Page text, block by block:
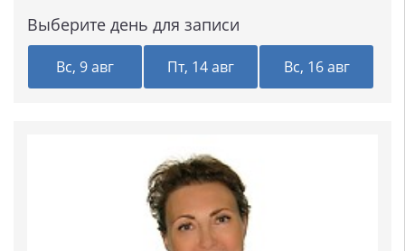
Выберите день для записи
Вс, 9 авг Пт, 14 авг Вс, 16 авг